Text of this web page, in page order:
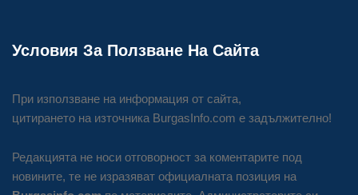
Условия За Ползване На Сайта
При използване на информация от сайта,
цитирането на източника BurgasInfo.com е задължително!
Редакцията не носи отговорност за коментарите под
новините, те не изразяват официалната позиция на